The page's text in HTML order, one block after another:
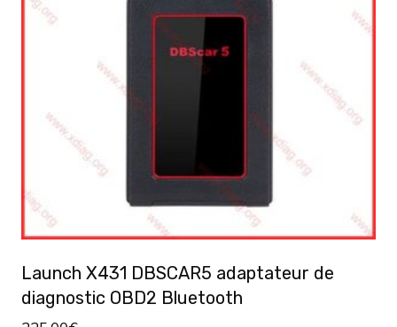
Launch X431 DBSCAR5 adaptateur de
diagnostic OBD2 Bluetooth